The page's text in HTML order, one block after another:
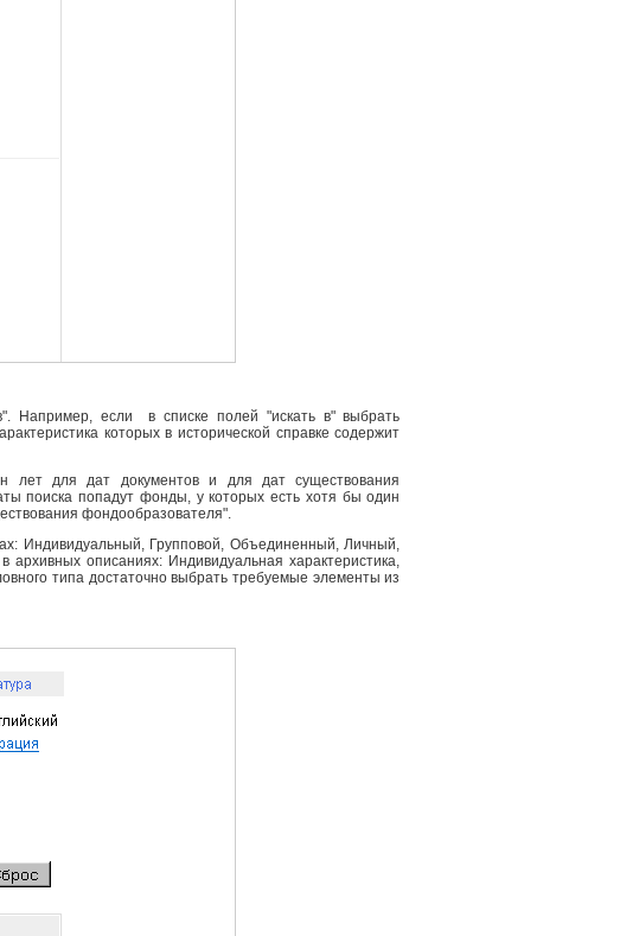
Например, если в списке полей "искать в" выбрать
которых в исторической справке содержит
лет для дат документов и для дат существования
поиска попадут фонды, у которых есть хотя бы один
фондообразователя".
Индивидуальный, Групповой, Объединенный, Личный,
описаниях: Индивидуальная характеристика,
типа достаточно выбрать требуемые элементы из